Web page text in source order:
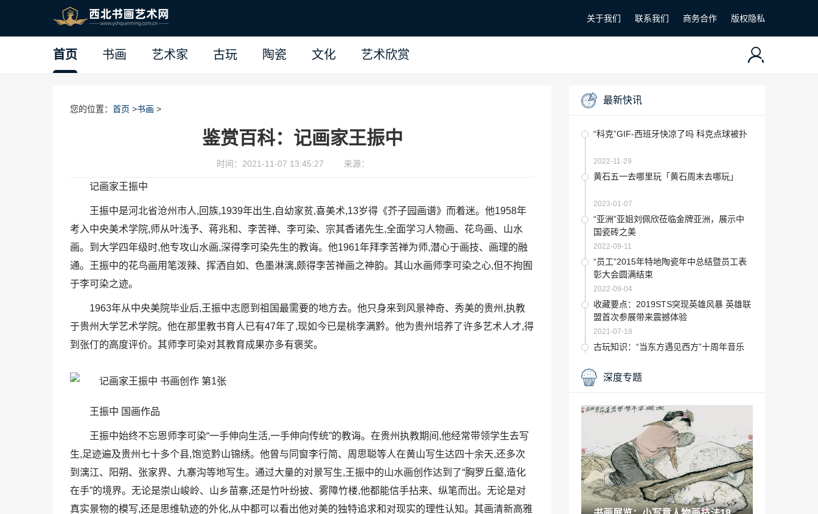
关于我们 联系我们 商务合作 版权隐私
首页 书画 艺术家 古玩 陶瓷 文化 艺术欣赏
您的位置： 首页 >书画 >
鉴赏百科：记画家王振中
时间：2021-11-07 13:45:27 来源：
记画家王振中
王振中是河北省沧州市人,回族,1939年出生,自幼家贫,喜美术,13岁得《芥子园画谱》而着迷。他1958年
考入中央美术学院,师从叶浅予、蒋兆和、李苦禅、李可染、宗其香诸先生,全面学习人物画、花鸟画、山水
画。到大学四年级时,他专攻山水画,深得李可染先生的教诲。他1961年拜李苦禅为师,潜心于画技、画理的融
通。王振中的花鸟画用笔泼辣、挥洒自如、色墨淋漓,颇得李苦禅画之神韵。其山水画师李可染之心,但不拘囿
于李可染之迹。
1963年从中央美院毕业后,王振中志愿到祖国最需要的地方去。他只身来到风景神奇、秀美的贵州,执教
于贵州大学艺术学院。他在那里教书育人已有47年了,现如今已是桃李满黔。他为贵州培养了许多艺术人才,得
到张仃的高度评价。其师李可染对其教育成果亦多有褒奖。
王振中 国画作品
王振中始终不忘恩师李可染“一手伸向生活,一手伸向传统”的教诲。在贵州执教期间,他经常带领学生去写
生,足迹遍及贵州七十多个县,饱览黔山锦绣。他曾与同窗李行简、周思聪等人在黄山写生达四十余天,还多次
到漓江、阳朔、张家界、九寨沟等地写生。通过大量的对景写生,王振中的山水画创作达到了“胸罗丘壑,造化
在手”的境界。无论是崇山峻岭、山乡苗寨,还是竹叶纷披、雾障竹楼,他都能信手拈来、纵笔而出。无论是对
真实景物的模写,还是思维轨迹的外化,从中都可以看出他对美的独特追求和对现实的理性认知。其画清新高雅
最新快讯
“科克”GIF-西班牙快凉了吗 科克点球被扑
2022-11-29
黄石五一去哪里玩「黄石周末去哪玩」
2023-01-07
“亚洲”亚姐刘佩欣莅临金牌亚洲，展示中
国瓷砖之美
2022-09-11
“员工”2015年特地陶瓷年中总结暨员工表
彰大会圆满结束
2022-09-04
收藏要点：2019STS突现英雄风暴 英雄联
盟首次参展带来震撼体验
2021-07-18
古玩知识：“当东方遇见西方”十周年音乐
2021-05-19
2021-10-08
“客流”第24届佛山陶博会圆满结束，总客
流同比增长19.7%
2022-12-06
2020年艺考专业有哪些「艺术生可以考的
综合类大学」
2022-12-15
深度专题